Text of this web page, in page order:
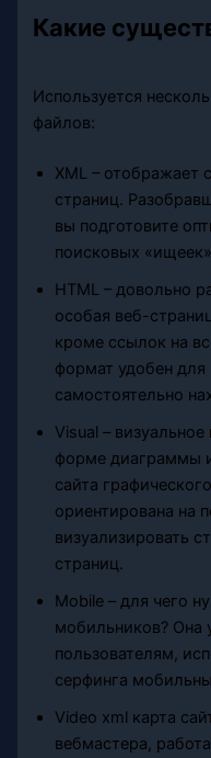
Какие
Используется
файлов:
XML – отображает
страниц.
вы подготовите
поисковых
HTML – довольно
особая веб-
кроме ссылок на
формат удобен
самостоятельно
Visual –
форме диаграммы
сайта
ориентирована на
визуализировать
страниц.
Mobile – для чего
мобильников? Она
пользователям,
серфинга
Video xml карта
вебмастера,